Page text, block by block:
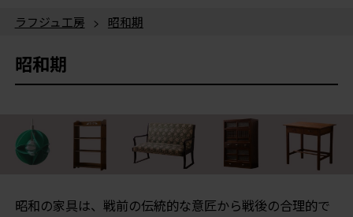
ラフジュ工房 > 昭和期
昭和期
昭和の家具は、戦前の伝統的な意匠から戦後の合理的で